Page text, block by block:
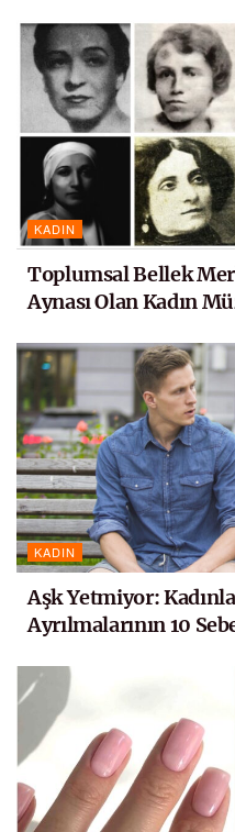
KADIN
Toplumsal Bellek
Aynası Olan Kadın
KADIN
Aşk Yetmiyor:
Ayrılmalarının 10